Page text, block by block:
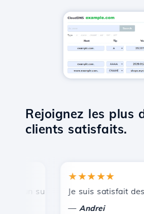
Rejoignez les plus
clients satisfaits.
support technique rapide et
★★★★★
Je suis satisfait des
Andrei